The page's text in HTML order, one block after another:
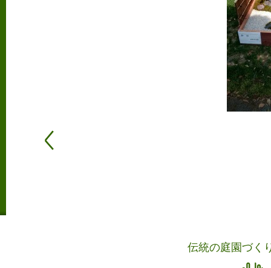
伝統の庭園づく